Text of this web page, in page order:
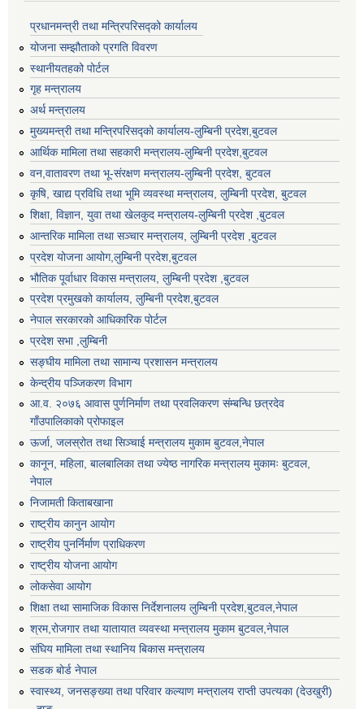
प्रधानमन्त्री तथा मन्त्रिपरिसद्को कार्यालय
योजना सम्झौताको प्रगति विवरण
स्थानीयतहको पोर्टल
गृह मन्त्रालय
अर्थ मन्त्रालय
मुख्यमन्त्री तथा मन्त्रिपरिसद्को कार्यालय-लुम्बिनी प्रदेश,बुटवल
आर्थिक मामिला तथा सहकारी मन्त्रालय-लुम्बिनी प्रदेश,बुटवल
वन,वातावरण तथा भू-संरक्षण मन्त्रालय-लुम्बिनी प्रदेश, बुटवल
कृषि, खाद्य प्रविधि तथा भूमि व्यवस्था मन्त्रालय, लुम्बिनी प्रदेश, बुटवल
शिक्षा, विज्ञान, युवा तथा खेलकुद मन्‍‍त्रालय-लुम्बिनी प्रदेश ,बुटवल
आन्तरिक मामिला तथा सञ्चार मन्त्रालय, लुम्बिनी प्रदेश ,बुटवल
प्रदेश योजना आयोग,लुम्बिनी प्रदेश,बुटवल
भौतिक पूर्वाधार विकास मन्त्रालय, लुम्बिनी प्रदेश ,बुटवल
प्रदेश प्रमुखको कार्यालय, लुम्बिनी प्रदेश,बुटवल
नेपाल सरकारको आधिकारिक पोर्टल
प्रदेश सभा ,लुम्बिनी
सङ्घीय मामिला तथा सामान्य प्रशासन मन्त्रालय
केन्द्रीय पञ्जिकरण विभाग
आ.व. २०७६ आवास पुर्णनिर्माण तथा प्रवलिकरण संम्बन्धि छत्रदेव
गाँउपालिकाको प्रोफाइल
ऊर्जा, जलस्रोत तथा सिञ्चाई मन्त्रालय मुकाम बुटवल,नेपाल
कानून, महिला, बालबालिका तथा ज्येष्ठ नागरिक मन्त्रालय मुकामः बुटवल,
नेपाल
निजामती किताबखाना
राष्ट्रीय कानुन आयाेग
राष्ट्रीय पुनर्निर्माण प्राधिकरण
राष्ट्रीय योजना आयोग
लोकसेवा आयोग
शिक्षा तथा सामाजिक विकास निर्देशनालय लुम्बिनी प्रदेश,बुटवल,नेपाल
श्रम,रोजगार तथा यातायात व्यवस्था मन्त्रालय मुकाम बुटवल,नेपाल
संघिय मामिला तथा स्थानिय बिकास मन्त्रालय
सडक बोर्ड नेपाल
स्वास्थ्य, जनसङ्ख्या तथा परिवार कल्याण मन्त्रालय राप्ती उपत्यका (देउखुरी)